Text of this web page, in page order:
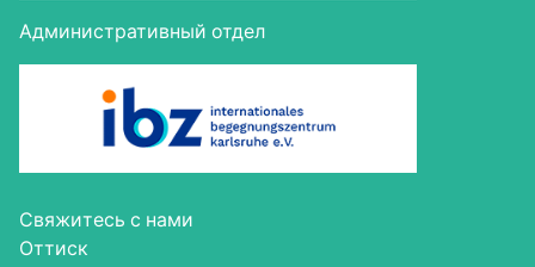
Административный отдел
Свя­жи­тесь с нами
Оттиск